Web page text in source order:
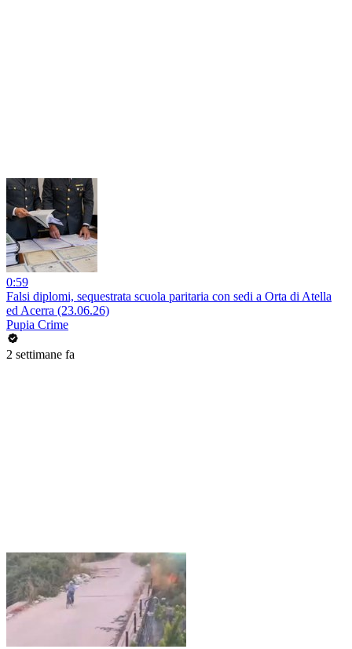
0:59
Falsi diplomi, sequestrata scuola paritaria con sedi a Orta di Atella
ed Acerra (23.06.26)
Pupia Crime
2 settimane fa